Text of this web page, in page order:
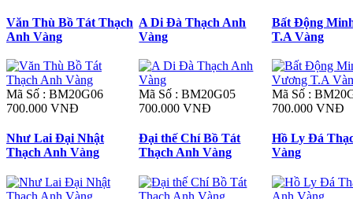
Văn Thù Bồ Tát Thạch
Anh Vàng
Mã Số : BM20G06
700.000 VNĐ
A Di Đà Thạch Anh
Vàng
Mã Số : BM20G05
700.000 VNĐ
Bất Động
T.A Vàng
Mã Số :
700.000 VNĐ
Như Lai Đại Nhật
Thạch Anh Vàng
Đại thế Chí Bồ Tát
Thạch Anh Vàng
Hồ Ly Đá
Vàng